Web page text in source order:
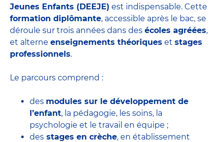
Jeunes Enfants (DEEJE) est indispensable. Cette
formation diplômante, accessible après le bac, se
déroule sur trois années dans des écoles agréées,
et alterne enseignements théoriques et stages
professionnels.
Le parcours comprend :
des modules sur le développement de
l’enfant, la pédagogie, les soins, la
psychologie et le travail en équipe ;
des stages en crèche, en établissement